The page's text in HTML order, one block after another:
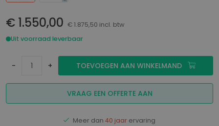
€ 1.550,00 € 1.875,50 incl. btw
Uit voorraad leverbaar
- + TOEVOEGEN AAN WINKELMAND
VRAAG EEN OFFERTE AAN
Meer dan 40 jaar ervaring